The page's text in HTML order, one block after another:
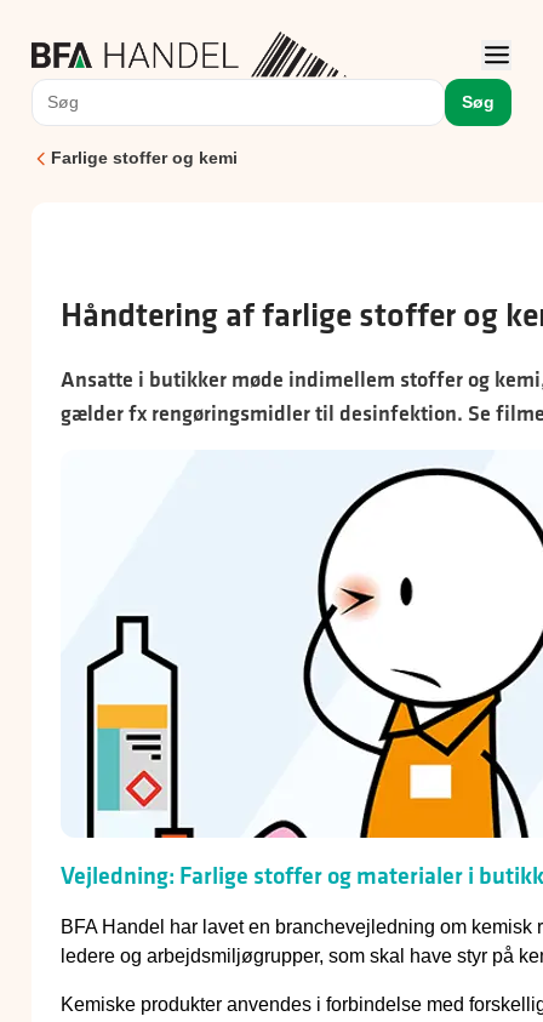
Søg
Farlige stoffer og kemi
Håndtering af farlige stoffer og
Ansatte i butikker møde indimellem stoffer og
gælder fx rengøringsmidler til desinfektion. Se
Vejledning: Farlige stoffer og materialer i
BFA Handel har lavet en branchevejledning om
ledere og arbejdsmiljøgrupper, som skal have styr på
Kemiske produkter anvendes i forbindelse med